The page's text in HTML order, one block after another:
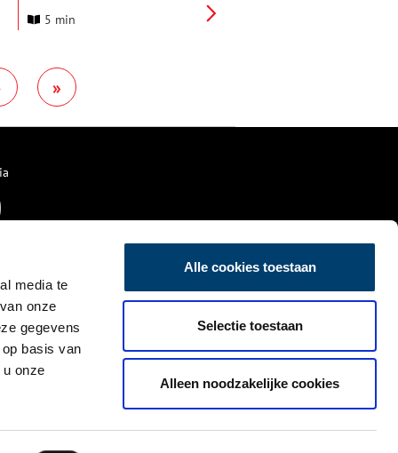
media te
onze
gegevens
basis van
u onze
Alle cookies toestaan
Selectie toestaan
Alleen noodzakelijke cookies
van Hardeveld en haar Franse
jongetje geboren: Yann Emile.
Als de oorlog in mei 1940
uitbreekt is Annick zestien jaar
5 min
»